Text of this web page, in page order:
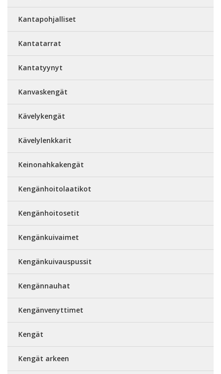
Kantapohjalliset
Kantatarrat
Kantatyynyt
Kanvaskengät
Kävelykengät
Kävelylenkkarit
Keinonahkakengät
Kengänhoitolaatikot
Kengänhoitosetit
Kengänkuivaimet
Kengänkuivauspussit
Kengännauhat
Kengänvenyttimet
Kengät
Kengät arkeen